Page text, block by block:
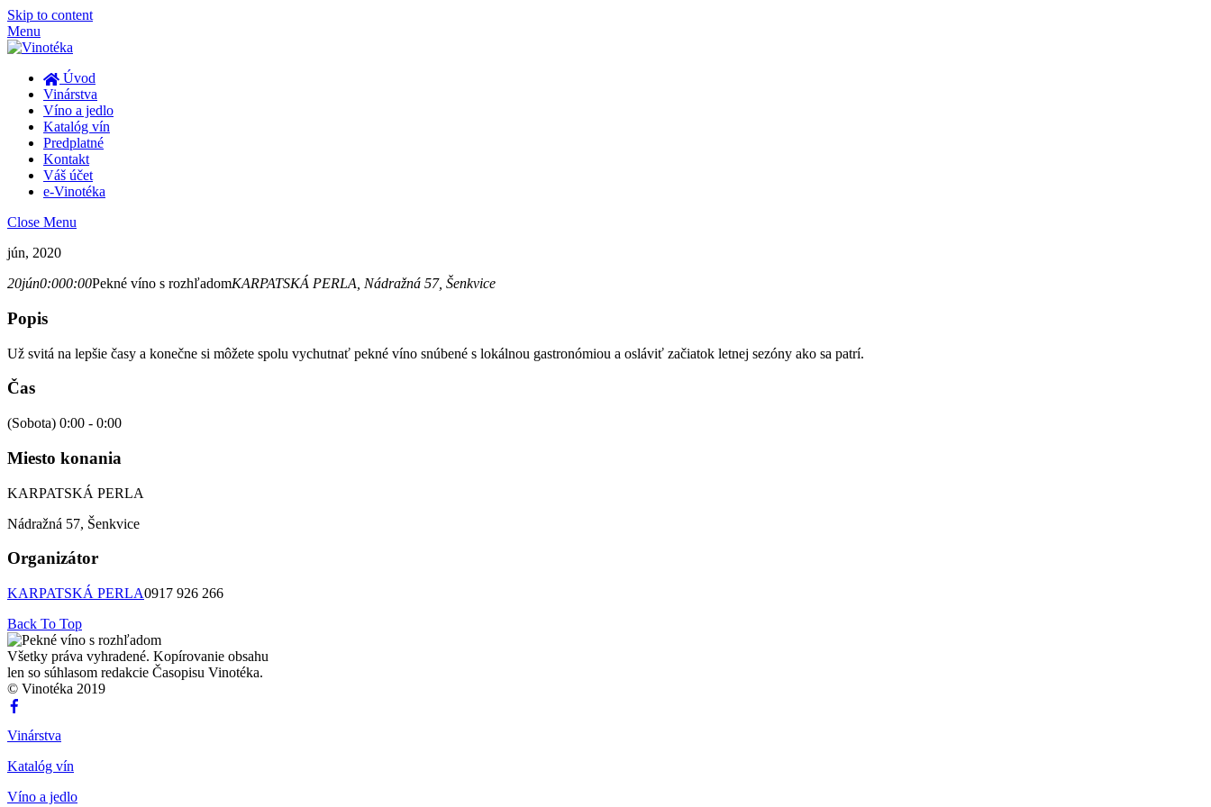
Skip to content
Menu
Úvod
Vinárstva
Víno a jedlo
Katalóg vín
Predplatné
Kontakt
Váš účet
e-Vinotéka
Close Menu
jún, 2020
20jún0:000:00Pekné víno s rozhľadomKARPATSKÁ PERLA , Nádražná 57, Šenkvice
Popis
Už svitá na lepšie časy a konečne si môžete spolu vychutnať pekné víno snúbené s lokálnou gastronómiou a osláviť začiatok letnej sezóny ako sa patrí.
Čas
(Sobota) 0:00 - 0:00
Miesto konania
KARPATSKÁ PERLA
Nádražná 57, Šenkvice
Organizátor
KARPATSKÁ PERLA0917 926 266
Back To Top
Všetky práva vyhradené. Kopírovanie obsahu
len so súhlasom redakcie Časopisu Vinotéka.
© Vinotéka 2019
Vinárstva
Katalóg vín
Víno a jedlo